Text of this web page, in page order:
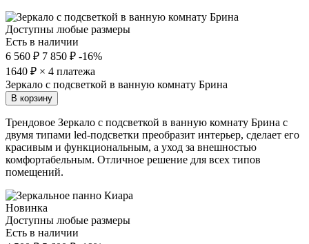
Доступны любые размеры
Есть в наличии
6 560 ₽ 7 850 ₽ -16%
1640 ₽ × 4 платежа
Зеркало с подсветкой в ванную комнату Брина
В корзину
Трендовое Зеркало с подсветкой в ванную комнату Брина с
двумя типами led-подсветки преобразит интерьер, сделает его
красивым и функциональным, а уход за внешностью
комфортабельным. Отличное решение для всех типов
помещений.
Новинка
Доступны любые размеры
Есть в наличии